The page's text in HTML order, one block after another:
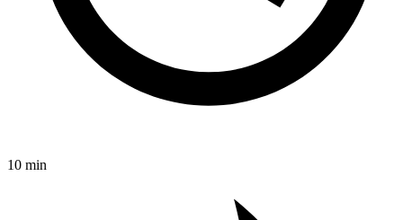
10 min